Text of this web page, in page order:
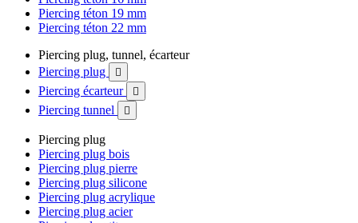
Piercing téton 19 mm
Piercing téton 22 mm
Piercing plug, tunnel, écarteur
Piercing plug

Piercing écarteur 
Piercing tunnel 
Piercing plug
Piercing plug bois
Piercing plug pierre
Piercing plug silicone
Piercing plug acrylique
Piercing plug acier